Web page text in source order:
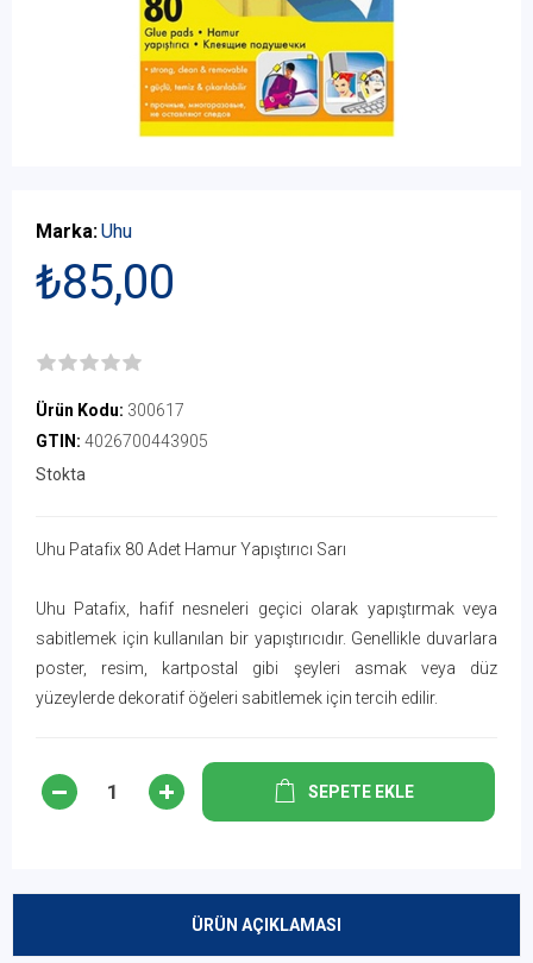
Marka:Uhu
₺85,00
Ürün Kodu: 300617
GTIN: 4026700443905
Stokta
Uhu Patafix 80 Adet Hamur Yapıştırıcı Sarı
Uhu Patafix, hafif nesneleri geçici olarak yapıştırmak veya
sabitlemek için kullanılan bir yapıştırıcıdır. Genellikle duvarlara
poster, resim, kartpostal gibi şeyleri asmak veya düz
yüzeylerde dekoratif öğeleri sabitlemek için tercih edilir.
SEPETE EKLE
ÜRÜN AÇIKLAMASI